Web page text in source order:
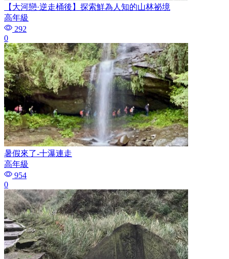
【大河戀·逆走桶後】探索鮮為人知的山林祕境
高年級
292
0
暑假來了-十瀑連走
高年級
954
0